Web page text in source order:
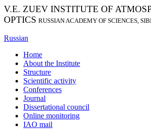
V.E. ZUEV INSTITUTE OF
OPTICS RUSSIAN ACADEMY OF SCIENCES,
Russian
Home
About the Institute
Structure
Scientific activity
Conferences
Journal
Dissertational council
Online monitoring
IAO mail